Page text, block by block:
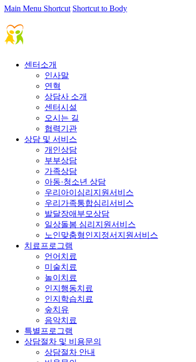
Main Menu Shortcut Shortcut to Body
센터소개
인사말
연혁
상담사 소개
센터시설
오시는 길
협력기관
상담 및 서비스
개인상담
부부상담
가족상담
아동·청소년 상담
우리아이심리지원서비스
우리가족통합심리서비스
발달장애부모상담
일상돌봄 심리지원서비스
노인맞춤형인지정서지원서비스
치료프로그램
언어치료
미술치료
놀이치료
인지행동치료
인지학습치료
숲치유
음악치료
특별프로그램
상담절차 및 비용문의
상담절차 안내